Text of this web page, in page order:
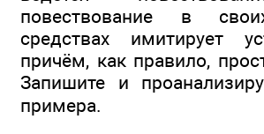
повествование в
средствах имитирует
причём, как правило,
Запишите и
примера.